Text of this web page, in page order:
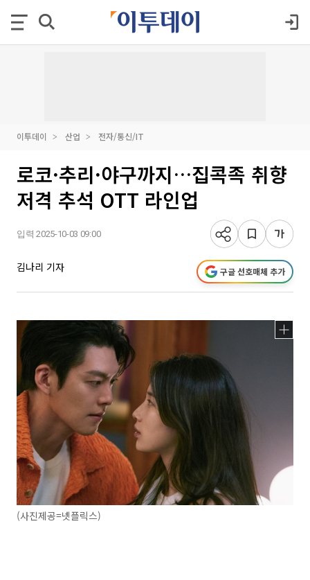
이투데이 산업 전자/통신/IT
로코·추리·야구까지…집콕족 취향
저격 추석 OTT 라인업
입력 2025-10-03 09:00
김나리 기자 구글 선호매체 추가
(사진제공=넷플릭스)